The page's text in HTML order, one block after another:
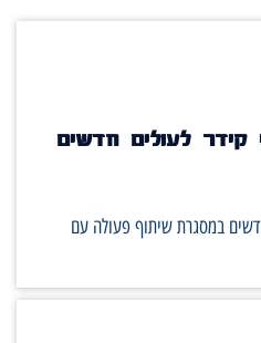
לעולים חדשים
במסגרת שיתוף פעולה עם